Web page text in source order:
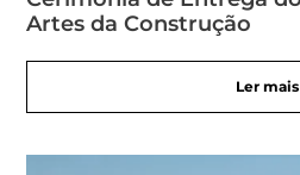
Artes da Construção
Ler mais